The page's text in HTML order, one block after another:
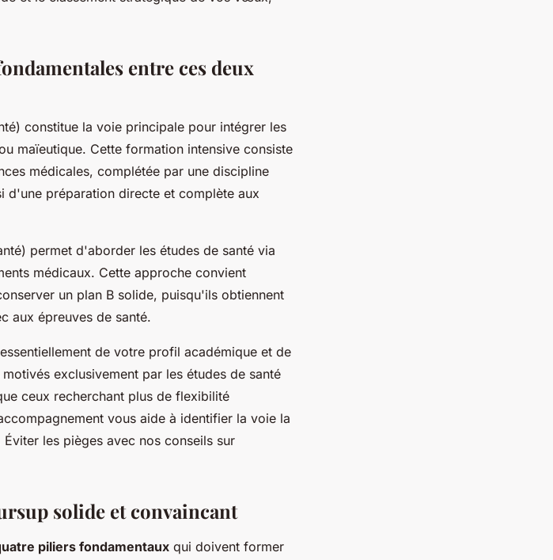
entre ces deux
constitue la voie principale pour intégrer les
maïeutique. Cette formation intensive consiste
médicales, complétée par une discipline
d'une préparation directe et complète aux
permet d'aborder les études de santé via
médicaux. Cette approche convient
un plan B solide, puisqu'ils obtiennent
aux épreuves de santé.
de votre profil académique et de
exclusivement par les études de santé
ceux recherchant plus de flexibilité
vous aide à identifier la voie la
les pièges avec nos conseils sur
solide et convaincant
piliers fondamentaux qui doivent former